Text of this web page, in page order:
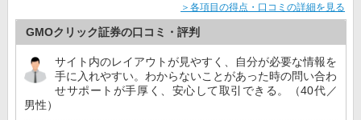
＞各項目の得点・口コミの詳細を見る
GMOクリック証券の口コミ・評判
サイト内のレイアウトが見やすく、自分が必要な情報を
手に入れやすい。わからないことがあった時の問い合わ
せサポートが手厚く、安心して取引できる。（40代／
男性）